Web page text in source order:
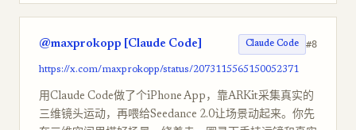
@maxprokopp [Claude Code] Claude Code #8
https://x.com/maxprokopp/status/2073115565150052371
用Claude Code做了个iPhone App，靠ARKit采集真实的
三维镜头运动，再喂给Seedance 2.0让场景动起来。你先